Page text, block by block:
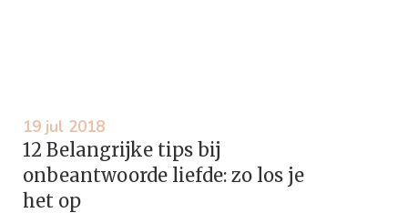
19 jul 2018
12 Belangrijke tips bij
onbeantwoorde liefde: zo los je
het op